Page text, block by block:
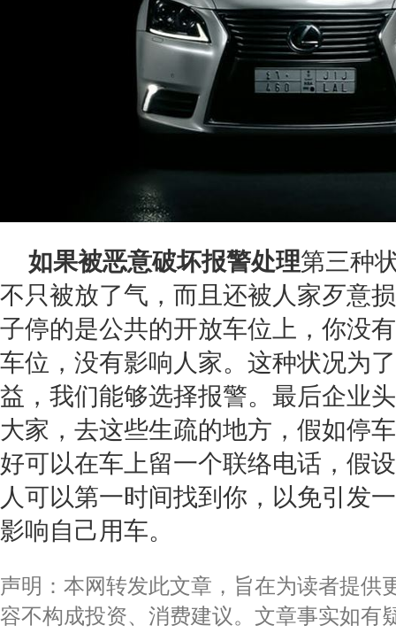
如果被恶意破坏报警处理第三种
不只被放了气，而且还被人家歹意
子停的是公共的开放车位上，你没
车位，没有影响人家。这种状况为
益，我们能够选择报警。最后企业
大家，去这些生疏的地方，假如停
好可以在车上留一个联络电话，假
人可以第一时间找到你，以免引发
影响自己用车。
声明：本网转发此文章，旨在为读者提供
容不构成投资、消费建议。文章事实如有